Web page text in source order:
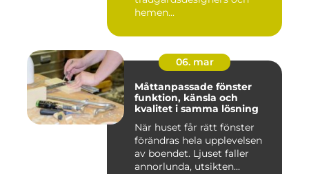
hemen...
06. mar
Måttanpassade fönster
funktion, känsla och
kvalitet i samma lösning
När huset får rätt fönster
förändras hela upplevelsen
av boendet. Ljuset faller
annorlunda, utsikten...